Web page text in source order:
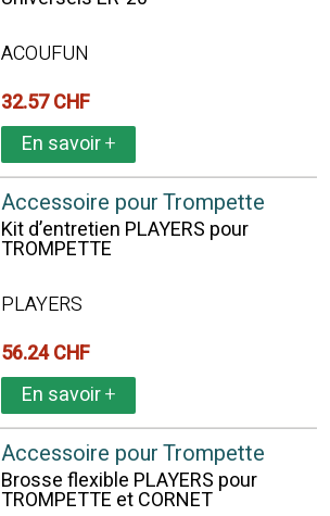
ACOUFUN
32.57 CHF
En savoir+
Accessoire pour Trompette
Kit d’entretien PLAYERS pour
TROMPETTE
PLAYERS
56.24 CHF
En savoir+
Accessoire pour Trompette
Brosse flexible PLAYERS pour
TROMPETTE et CORNET